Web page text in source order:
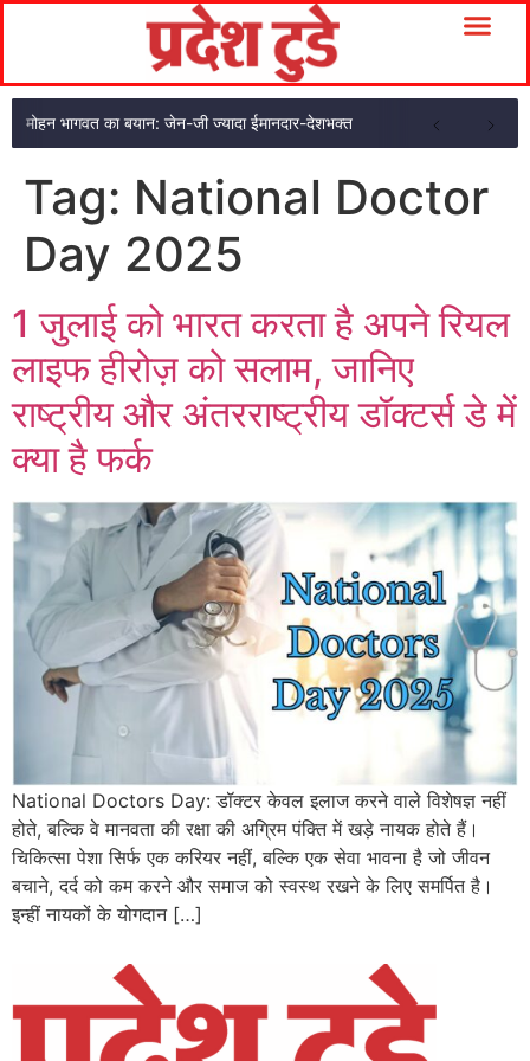
मोहन भागवत का बयान: जेन-जी ज्यादा ईमानदार-देशभक्त
Tag: National Doctor
Day 2025
1 जुलाई को भारत करता है अपने रियल
लाइफ हीरोज़ को सलाम, जानिए
राष्ट्रीय और अंतरराष्ट्रीय डॉक्टर्स डे में
क्या है फर्क
National Doctors Day: डॉक्टर केवल इलाज करने वाले विशेषज्ञ नहीं
होते, बल्कि वे मानवता की रक्षा की अग्रिम पंक्ति में खड़े नायक होते हैं।
चिकित्सा पेशा सिर्फ एक करियर नहीं, बल्कि एक सेवा भावना है जो जीवन
बचाने, दर्द को कम करने और समाज को स्वस्थ रखने के लिए समर्पित है।
इन्हीं नायकों के योगदान […]